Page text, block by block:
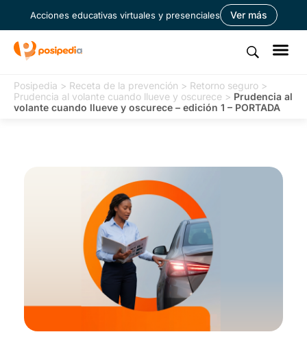
Acciones educativas virtuales y presenciales Ver más
Posipedia > Receta de la prevención > Retorno seguro >
Prudencia al volante cuando llueve y oscurece > Prudencia al
volante cuando llueve y oscurece – edición 1 – PORTADA